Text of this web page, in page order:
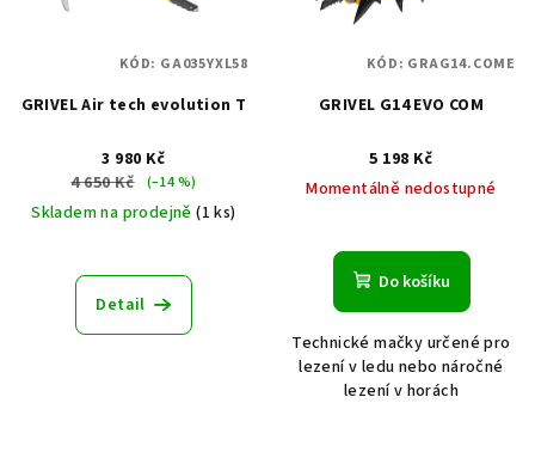
oGRIVEL Air tech evolution T
3 980 Kč
4 650 Kč
(–14 %)
Skladem na prodejně(1 ks)
Detail
KÓD: GA035YXL58
GRIVEL G14 EVO COM
5 198 Kč
Momentálně nedostupné
Do košíku
Technické mačky určené pro
lezení v ledu nebo náročné
lezení v horách
KÓD: GRAG14.COME